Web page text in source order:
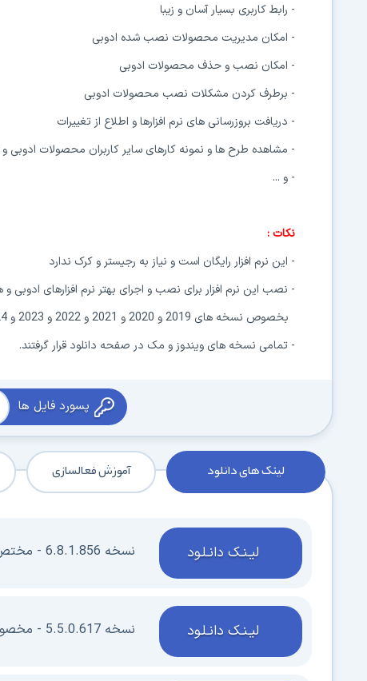
- رابط کاربری بسیار آسان و زیبا
- امکان مدیریت محصولات نصب شده ادوبی
- امکان نصب و حذف محصولات ادوبی
- برطرف کردن مشکلات نصب محصولات ادوبی
- دریافت بروزرسانی های نرم افزارها و اطلاع از تغییرات
- مشاهده طرح ها و نمونه کارهای سایر کاربران محصولات ادوبی و
- و ...
نکات :
- این نرم افزار رایگان است و نیاز به رجیستر و کرک ندارد
- نصب این نرم افزار برای نصب و اجرای بهتر نرم افزارهای
بخصوص نسخه های 2019 و 2020 و 2021 و 2022 و 2023 و 2024 و 2025 توصیه میشود
- تمامی نسخه های ویندوز و مک در صفحه دانلود قرار گرفتند.
پسورد فایل ها
لینک های دانلود آموزش فعالسازی
لیـنـک دانـلـود نسخه 6.8.1.856 - مختص Win10/11 x64 - ورژن 1903 و جدیدتر
لیـنـک دانـلـود نسخه 5.5.0.617 - مخصوص Win10 x64 - نسخه های ماقبل 1903